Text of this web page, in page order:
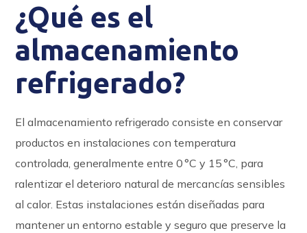
¿Qué es el
almacenamiento
refrigerado?
El almacenamiento refrigerado consiste en conservar
productos en instalaciones con temperatura
controlada, generalmente entre 0 °C y 15 °C, para
ralentizar el deterioro natural de mercancías sensibles
al calor. Estas instalaciones están diseñadas para
mantener un entorno estable y seguro que preserve la